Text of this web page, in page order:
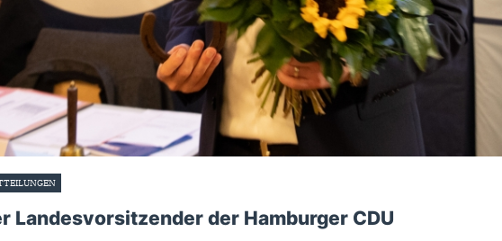
Landes­vorsitzender der Hamburger CDU